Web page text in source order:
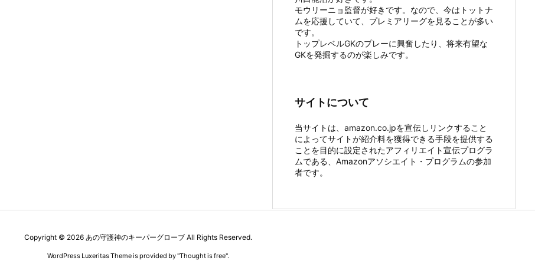
モウリーニョ監督が好きです。なので、今はトットナ
ムを応援していて、プレミアリーグを見ることが多い
です。
トップレベルGKのプレーに興奮したり、将来有望な
GKを発掘するのが楽しみです。
サイトについて
当サイトは、amazon.co.jpを宣伝しリンクすること
によってサイトが紹介料を獲得できる手段を提供する
ことを目的に設定されたアフィリエイト宣伝プログラ
ムである、Amazonアソシエイト・プログラムの参加
者です。
Copyright © 2026 あの守護神のキーパーグローブ All Rights Reserved.
WordPress Luxeritas Theme is provided by "Thought is free".